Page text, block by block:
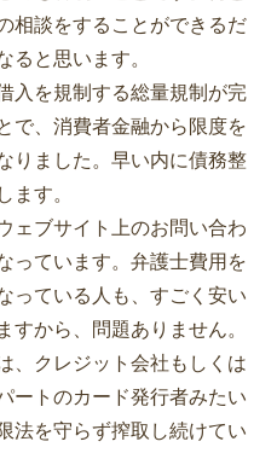
相談をすることができるだ
ると思います。
入を規制する総量規制が完
で、消費者金融から限度を
りました。早い内に債務整
ます。
ェブサイト上のお問い合わ
っています。弁護士費用を
っている人も、すごく安い
すから、問題ありません。
、クレジット会社もしくは
ートのカード発行者みたい
法を守らず搾取し続けてい